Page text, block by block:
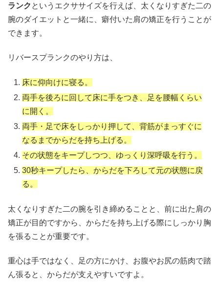
ランク というエクササイズを行えば、太くなりすぎた二の
腕のダイエットと一緒に、癖付いた肩の矯正を行うことが
できます。
リバースプランクのやり方は、
床に仰向けに寝る。
両手を後ろに回して床に手をつき、足を腰幅くらい
に開く。
両手・足で床をしっかり押して、背筋がまっすぐに
なるまでからだを持ち上げる。
その状態をキープしつつ、ゆっくり深呼吸を行う。
30秒キープしたら、からだを下ろして元の状態に戻
る。
太くなりすぎた二の腕を引き締めることと、前に出た肩の
矯正が目的ですから、からだを持ち上げる際にしっかり胸
を張ることが重要です。
重心は手ではなく、足の方にかけ、お腹やお尻の筋肉で踏
ん張ると、からだが支えやすいですよ。